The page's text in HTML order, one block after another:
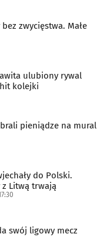
zwycięstwa. Małe
ulubiony rywal
kolejki
pieniądze na mural
do Polski.
Litwą trwają
swój ligowy mecz